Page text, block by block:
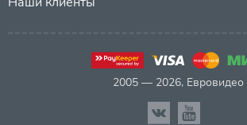
2005 — 2026, Евровидео